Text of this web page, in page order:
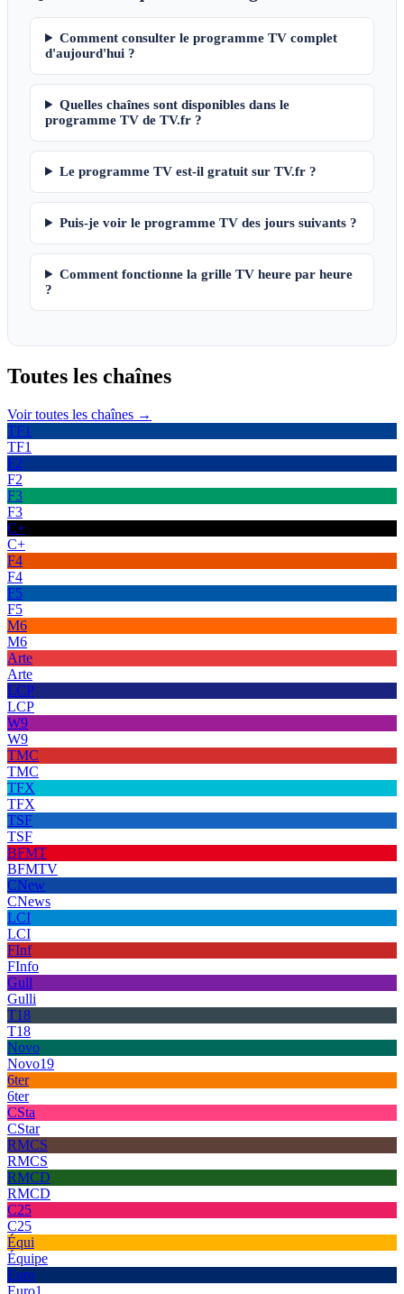
Comment consulter le programme TV complet
d'aujourd'hui ?
Quelles chaînes sont disponibles dans le
programme TV de TV.fr ?
Le programme TV est-il gratuit sur TV.fr ?
Puis-je voir le programme TV des jours suivants ?
Comment fonctionne la grille TV heure par heure
?
Toutes les chaînes
Voir toutes les chaînes →
TF1
TF1
F2
F2
F3
F3
C+
C+
F4
F4
F5
F5
M6
M6
Arte
Arte
LCP
LCP
W9
W9
TMC
TMC
TFX
TFX
TSF
TSF
BFMT
BFMTV
CNew
CNews
LCI
LCI
FInf
FInfo
Gull
Gulli
T18
T18
Novo
Novo19
6ter
6ter
CSta
CStar
RMCS
RMCS
RMCD
RMCD
C25
C25
Équi
Équipe
Euro
Euro1